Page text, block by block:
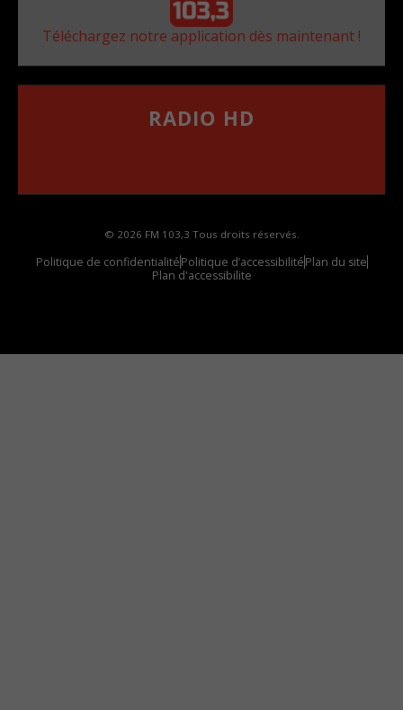
Téléchargez notre application dès maintenant !
RADIO HD
© 2026 FM 103,3 Tous droits réservés.
Politique de confidentialitéPolitique d’accessibilitéPlan du site
Plan d'accessibilite